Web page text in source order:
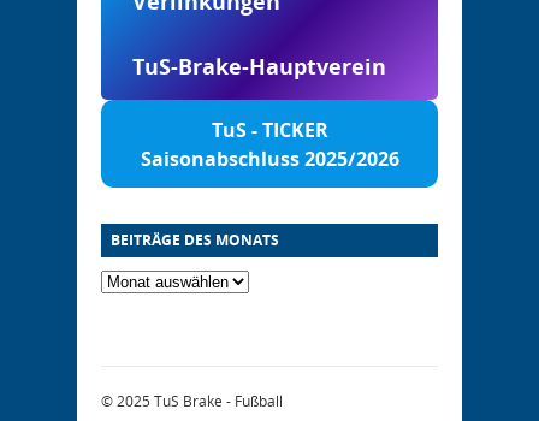
TuS-Brake-Hauptverein
TuS - TICKER
Saisonabschluss 2025/2026
BEITRÄGE DES MONATS
© 2025 TuS Brake - Fußball